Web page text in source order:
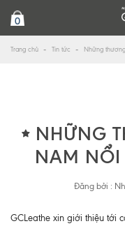
0
Trang chủ Tin tức Những
NHỮNG
NAM NỔI
Đăng bởi :
GCLeathe xin giới thiệu tới